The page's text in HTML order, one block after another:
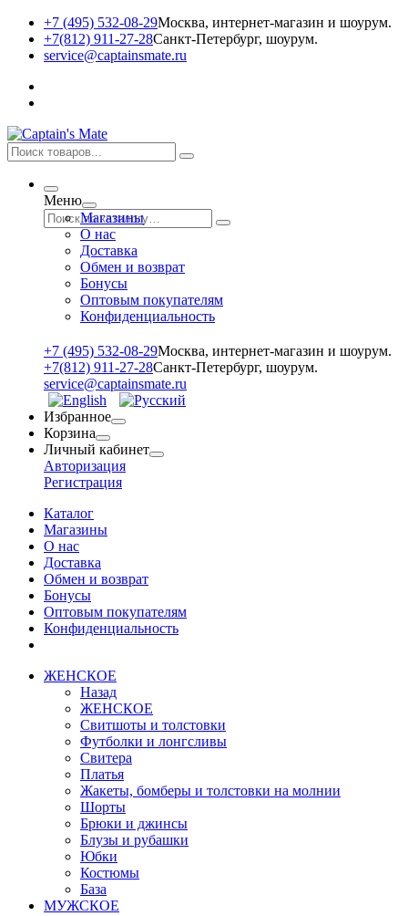
+7 (495) 532-08-29Москва, интернет-магазин и шоурум.
+7(812) 911-27-28Санкт-Петербург, шоурум.
service@captainsmate.ru
Меню
Магазины
О нас
Доставка
Обмен и возврат
Бонусы
Оптовым покупателям
Конфиденциальность
+7 (495) 532-08-29Москва, интернет-магазин и шоурум.
+7(812) 911-27-28Санкт-Петербург, шоурум.
service@captainsmate.ru
Избранное
Корзина
Личный кабинет
Авторизация
Регистрация
Каталог
Магазины
О нас
Доставка
Обмен и возврат
Бонусы
Оптовым покупателям
Конфиденциальность
ЖЕНСКОЕ
Назад
ЖЕНСКОЕ
Свитшоты и толстовки
Футболки и лонгсливы
Свитера
Платья
Жакеты, бомберы и толстовки на молнии
Шорты
Брюки и джинсы
Блузы и рубашки
Юбки
Костюмы
База
МУЖСКОЕ